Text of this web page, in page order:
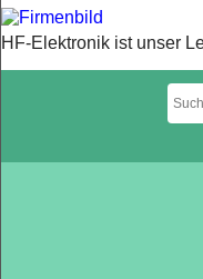
HF-Elektronik ist unser